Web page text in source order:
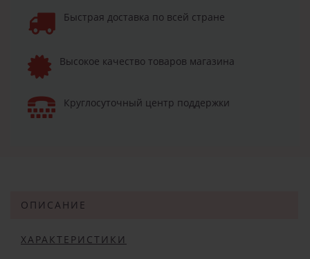
Быстрая доставка по всей стране
Высокое качество товаров магазина
Круглосуточный центр поддержки
ОПИСАНИЕ
ХАРАКТЕРИСТИКИ